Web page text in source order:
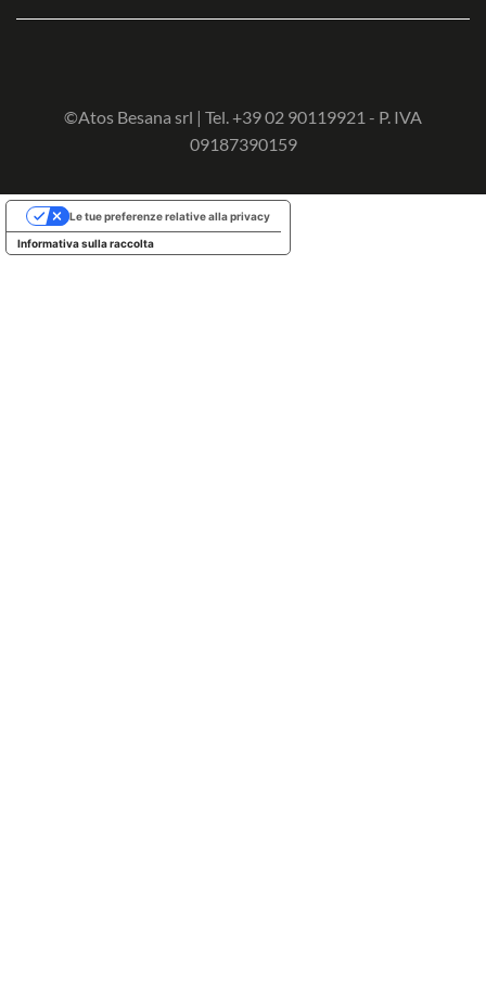
©Atos Besana srl | Tel. +39 02 90119921 - P. IVA
09187390159
Informativa sulla raccolta
Le tue preferenze relative alla privacy